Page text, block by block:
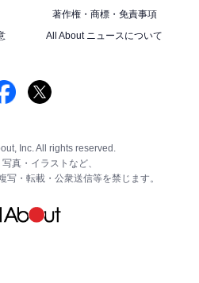
著作権・商標・免責事項
All About ニュースについて
Inc. All rights reserved.
真・イラストなど、
写・転載・公衆送信等を禁じます。